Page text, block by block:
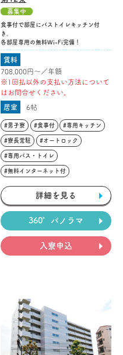
募集中
食事付で部屋にバストイレキッチン付
き。
各部屋専用の無料Wi-Fi完備！
賃料
708,000円〜／年額
※1回払以外の支払い方法について
はお問合せください。
居室 6帖
#男子寮 #食事付 #専用キッチン
#寮長常駐 #オートロック
#専用バス・トイレ
#無料インターネット付
詳細を見る
360°パノラマ
入寮申込